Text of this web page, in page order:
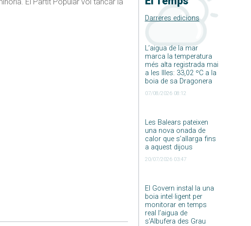
Darreres edicions
L’aigua de la mar
marca la temperatura
més alta registrada mai
a les Illes: 33,02 ºC a la
boia de sa Dragonera
07/08/2026 08:12
Les Balears pateixen
una nova onada de
calor que s’allarga fins
a aquest dijous
20/07/2026 03:47
El Govern instal·la una
boia intel·ligent per
monitorar en temps
real l’aigua de
s’Albufera des Grau
El Partit Popular vol tancar la